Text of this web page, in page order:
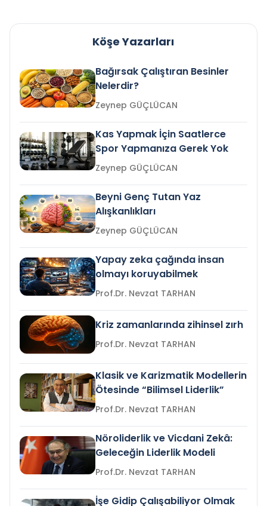
Köşe Yazarları
Bağırsak Çalıştıran Besinler
Nelerdir?
Zeynep GÜÇLÜCAN
Kas Yapmak İçin Saatlerce
Spor Yapmanıza Gerek Yok
Zeynep GÜÇLÜCAN
Beyni Genç Tutan Yaz
Alışkanlıkları
Zeynep GÜÇLÜCAN
Yapay zeka çağında insan
olmayı koruyabilmek
Prof.Dr. Nevzat TARHAN
Kriz zamanlarında zihinsel zırh
Prof.Dr. Nevzat TARHAN
Klasik ve Karizmatik Modellerin
Ötesinde “Bilimsel Liderlik”
Prof.Dr. Nevzat TARHAN
Nöroliderlik ve Vicdani Zekâ:
Geleceğin Liderlik Modeli
Prof.Dr. Nevzat TARHAN
İşe Gidip Çalışabiliyor Olmak